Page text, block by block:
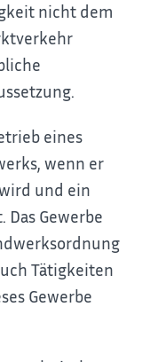
nicht dem
eines
ks, wenn er
und ein
Gewerbe
Tätigkeiten
Gewerbe